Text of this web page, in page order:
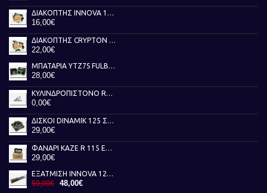
ΔΙΑΚΟΠΤΗΣ INNOVA 125 TOBAKI
16,00€
ΔΙΑΚΟΠΤΗΣ CRYPTON X 135 TOBAKI
22,00€
ΜΠΑΤΑΡΙΑ YTZ7S FULBAT
28,00€
ΚΥΛΙΝΔΡΟΠΙΣΤΟΝΟ RUNNER 50 AKEBBO
0,00€
ΔΙΣΚΟΙ DINAMIK 125 ΣΥΜΠΛΕΚΤΗ NEWFREN
29,00€
ΦΑΝΑΡΙ KAZE R 115 ΕΜΠΡΟΣ ΓΝΗΣΙΟ
29,00€
ΕΞΑΤΜΙΣΗ INNOVA 125 FEDERAL
59,00€ 48,00€